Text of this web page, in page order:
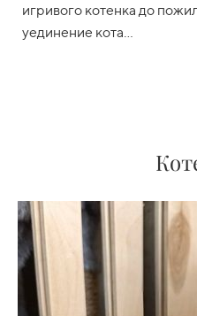
игривого котенка до
уединение кота…